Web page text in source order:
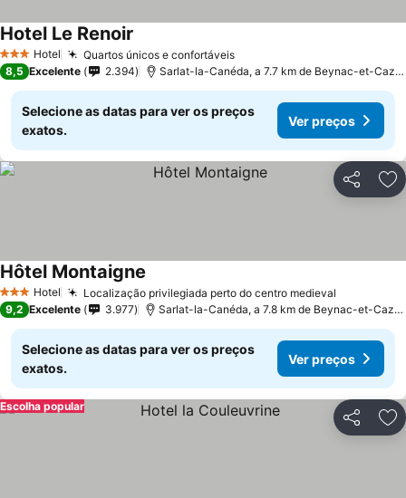
3 EstrelasHotel Quartos únicos e confortáveis
Hotel Le Renoir
8,5 Excelente 2.394 Sarlat-la-Canéda, a 7.7 km de Beynac-et-Cazenac
Selecione as datas para ver os preços
exatos.
Ver preços
Partilhar
3 EstrelasHotel Localização privilegiada perto do centro medieval
Hôtel Montaigne
9,2 Excelente 3.977 Sarlat-la-Canéda, a 7.8 km de Beynac-et-Cazenac
Selecione as datas para ver os preços
exatos.
Ver preços
Partilhar
Escolha popular